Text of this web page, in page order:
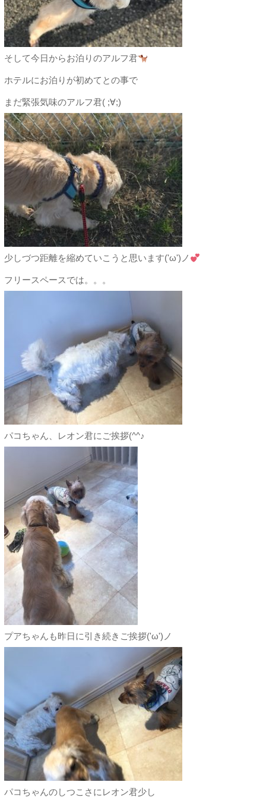
そして今日からお泊りのアルフ君
ホテルにお泊りが初めてとの事で
まだ緊張気味のアルフ君( ;∀;)
少しづつ距離を縮めていこうと思います('ω')ノ
フリースペースでは。。。
パコちゃん、レオン君にご挨拶(^^♪
プアちゃんも昨日に引き続きご挨拶('ω')ノ
パコちゃんのしつこさにレオン君少し